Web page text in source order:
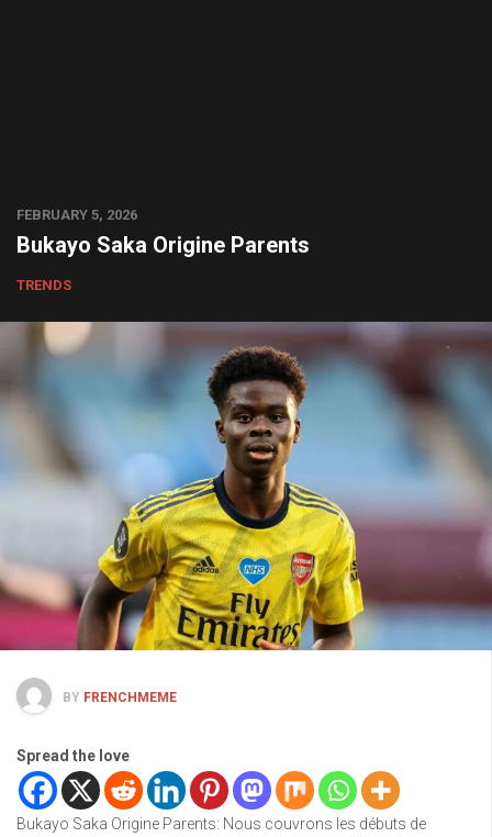
FEBRUARY 5, 2026
Bukayo Saka Origine Parents
TRENDS
BY FRENCHMEME
Spread the love
Bukayo Saka Origine Parents: Nous couvrons les débuts de